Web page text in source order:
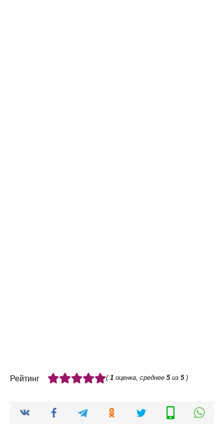
Рейтинг (1оценка, среднее 5из 5)